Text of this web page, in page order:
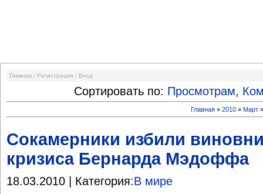
Главная | Регистрация | Вход
Сортировать по: Просмотрам,
Главная »2010 » Март
Сокамерники избили
кризиса Бернарда Мэдоффа
18.03.2010 | Категория:В мире